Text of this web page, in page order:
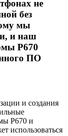
не
без
мы
и наш
P670
ПО
и создания
Р670 и
использоваться